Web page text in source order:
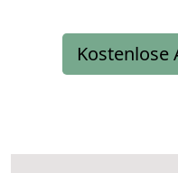
Kostenlose